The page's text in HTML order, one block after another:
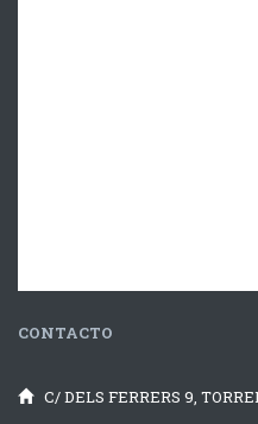
CONTACTO
C/ DELS FERRERS 9,